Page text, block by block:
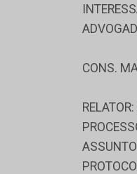
CONS.
RELATOR: